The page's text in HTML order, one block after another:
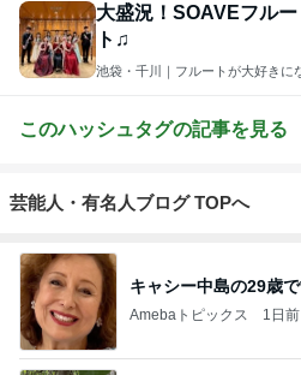
大盛況！SOAVEフル
ト♫
池袋・千川｜フルートが大好きに
このハッシュタグの記事を見る
芸能人・有名人ブログ TOPへ
キャシー中島の29歳
Amebaトピックス 1日前